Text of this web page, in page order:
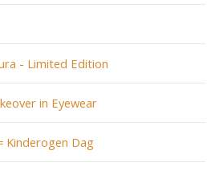
- Limited Edition
in Eyewear
Kinderogen Dag